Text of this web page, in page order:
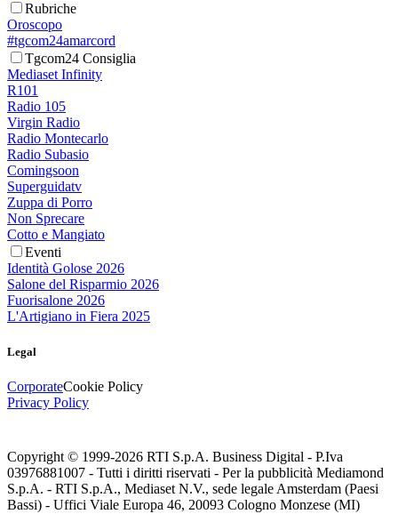
Rubriche
Oroscopo
#tgcom24amarcord
Tgcom24 Consiglia
Mediaset Infinity
R101
Radio 105
Virgin Radio
Radio Montecarlo
Radio Subasio
Comingsoon
Superguidatv
Zuppa di Porro
Non Sprecare
Cotto e Mangiato
Eventi
Identità Golose 2026
Salone del Risparmio 2026
Fuorisalone 2026
L'Artigiano in Fiera 2025
Legal
CorporateCookie Policy
Privacy Policy
Copyright © 1999-2026 RTI S.p.A. Business Digital - P.Iva
03976881007 - Tutti i diritti riservati - Per la pubblicità Mediamond
S.p.A. - RTI S.p.A., Mediaset N.V., sede legale Amsterdam (Paesi
Bassi) - Uffici Viale Europa 46, 20093 Cologno Monzese (MI)